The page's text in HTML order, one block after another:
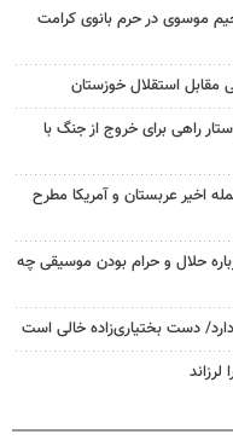
موسوی در حرم بانوی کرامت
مقابل استقلال خوزستان
راهی برای خروج از جنگ با
اخیر عربستان و آمریکا مطرح
حلال و حرام بودن موسیقی چه
دست بختیاری‌زاده خالی است